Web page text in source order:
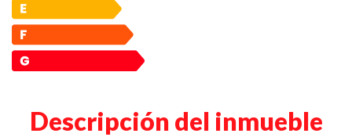
Descripción del inmueble